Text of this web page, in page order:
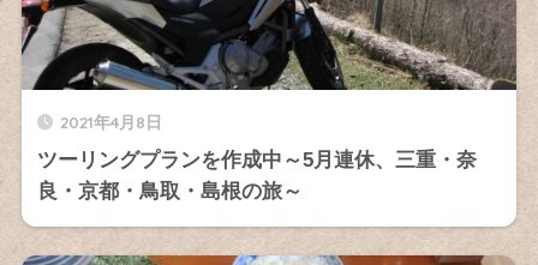
2021年4月8日
ツーリングプランを作成中～5月連休、三重・奈
良・京都・鳥取・島根の旅～